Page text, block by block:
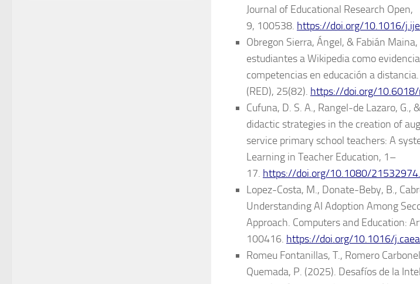
Journal of Educational Research Open,
9, 100538. https://doi.org/10.1016/
Obregon Sierra, Ángel, & Fabián
estudiantes a Wikipedia como
competencias en educación a
(RED), 25(82). https://doi.org/10.6018/
Cufuna, D. S. A., Rangel-de Lazaro,
didactic strategies in the creation of
service primary school teachers: A
Learning in Teacher Education, 1–
17. https://doi.org/10.1080/
Lopez-Costa, M., Donate-Beby, B.,
Understanding AI Adoption Among
Approach. Computers and Education:
100416. https://doi.org/10.1016/
Romeu Fontanillas, T., Romero
Quemada, P. (2025). Desafíos de la